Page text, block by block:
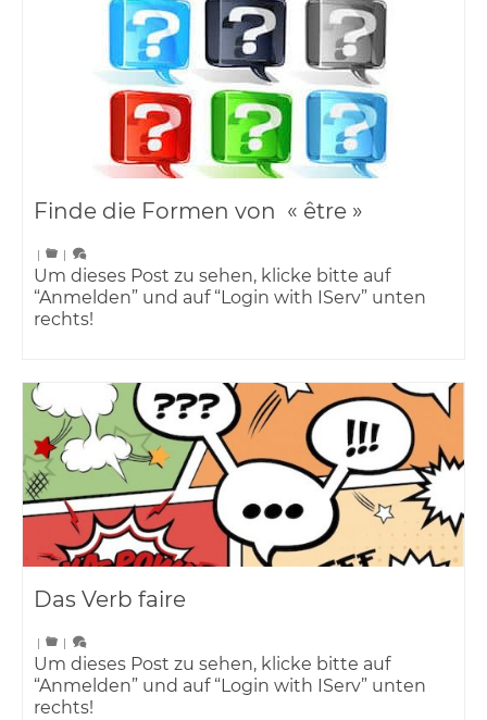
Finde die Formen von « être »
| |
Um dieses Post zu sehen, klicke bitte auf
“Anmelden” und auf “Login with IServ” unten
rechts!
Das Verb faire
| |
Um dieses Post zu sehen, klicke bitte auf
“Anmelden” und auf “Login with IServ” unten
rechts!